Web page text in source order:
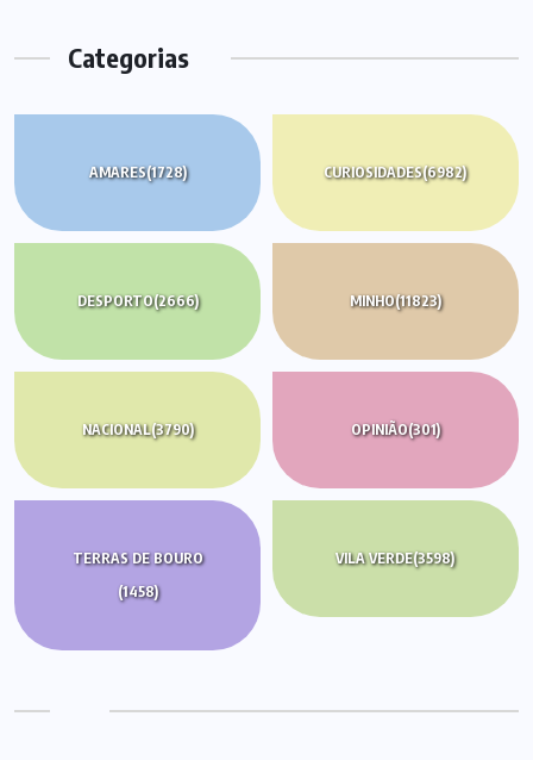
Categorias
AMARES(1728) CURIOSIDADES(6982)
DESPORTO(2666) MINHO(11823)
NACIONAL(3790) OPINIÃO(301)
TERRAS DE BOURO
(1458)
VILA VERDE(3598)